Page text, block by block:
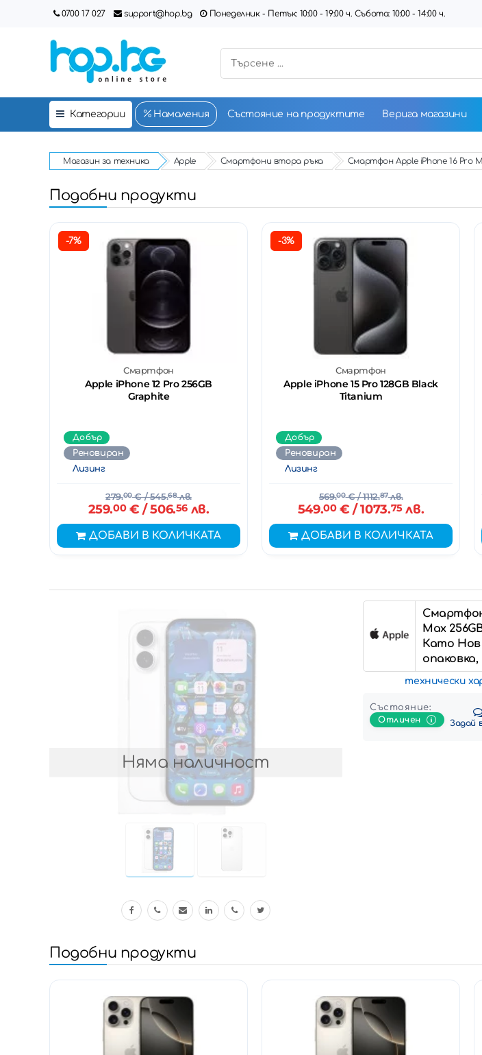
0700 17 027 support@hop.bg Понеделник - Петък: 10:00 - 19:00 ч. Събота: 10:00 - 14:00 ч.
Категории Намаления Състояние на продуктите Верига магазини
Магазин за техника Apple Смартфони втора ръка Смартфон Apple iPhone 16 Pro
Подобни продукти
-7%
Смартфон
Apple iPhone 12 Pro 256GB
Graphite
Добър
Реновиран
Лизинг
279.00€/ 545.68лв.
259.00€ / 506.56лв.
ДОБАВИ В КОЛИЧКАТА
-3%
Смартфон
Apple iPhone 15 Pro 128GB Black
Titanium
Добър
Реновиран
Лизинг
569.00€/ 1112.87лв.
549.00€ / 1073.75лв.
ДОБАВИ В КОЛИЧКАТА
Няма наличност
Смартфон
Max
Като Нов
опаковка,
технически
Състояние:
Отличен
Задай
Подобни продукти